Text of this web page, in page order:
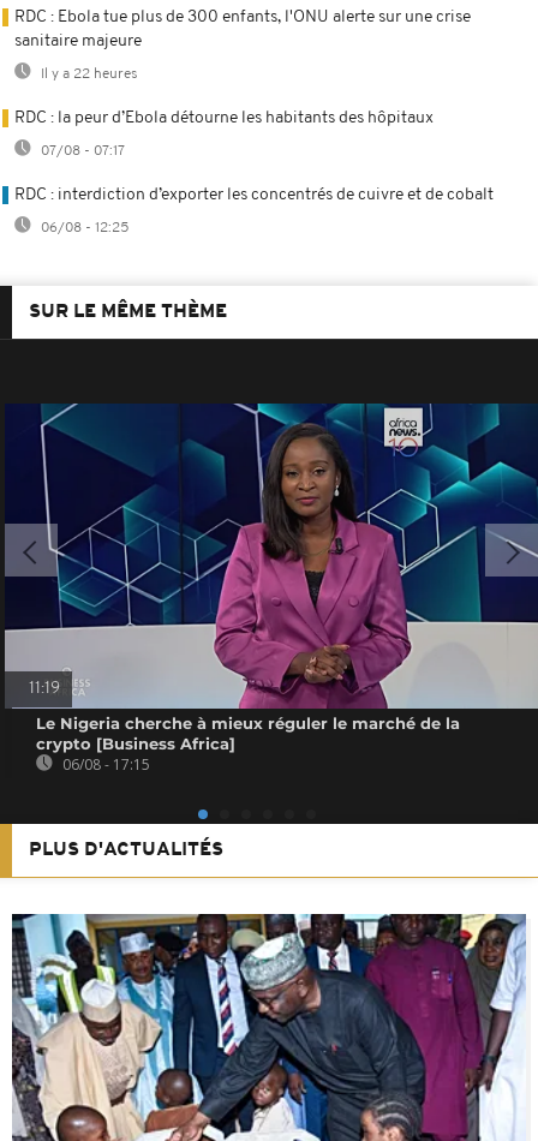
RDC : Ebola tue plus de 300 enfants, l'ONU alerte sur une crise
sanitaire majeure
Il y a 22 heures
RDC : la peur d’Ebola détourne les habitants des hôpitaux
07/08 - 07:17
RDC : interdiction d’exporter les concentrés de cuivre et de cobalt
06/08 - 12:25
SUR LE MÊME THÈME
11:19
Le Nigeria cherche à mieux réguler le marché de la
crypto [Business Africa]
06/08 - 17:15
PLUS D'ACTUALITÉS